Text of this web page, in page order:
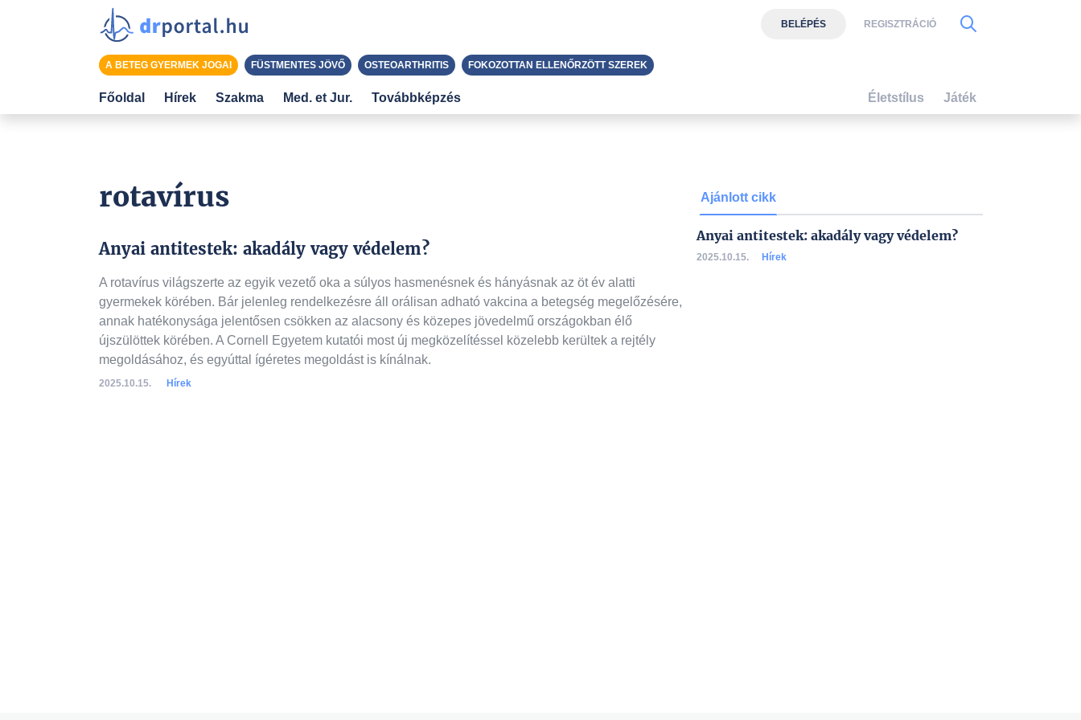
rotavírus
Anyai antitestek: akadály vagy védelem?
A rotavírus világszerte az egyik vezető oka a súlyos hasmenésnek és hányásnak az öt év alatti
gyermekek körében. Bár jelenleg rendelkezésre áll orálisan adható vakcina a betegség megelőzésére,
annak hatékonysága jelentősen csökken az alacsony és közepes jövedelmű országokban élő
újszülöttek körében. A Cornell Egyetem kutatói most új megközelítéssel közelebb kerültek a rejtély
megoldásához, és egyúttal ígéretes megoldást is kínálnak.
2025.10.15. Hírek
Ajánlott cikk
Anyai antitestek: akadály vagy védelem?
2025.10.15. Hírek
BELÉPÉS REGISZTRÁCIÓ
A BETEG GYERMEK JOGAI FÜSTMENTES JÖVŐ OSTEOARTHRITIS FOKOZOTTAN ELLENŐRZÖTT SZEREK
Főoldal Hírek Szakma Med. et Jur. Továbbképzés Életstílus Játék